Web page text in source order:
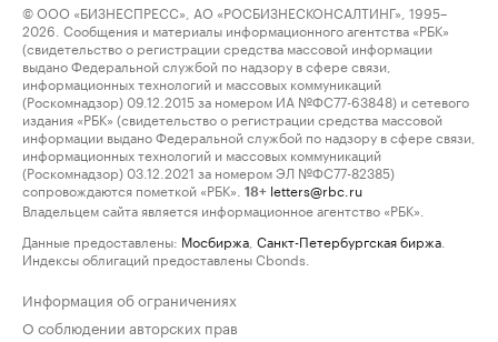
© ООО «БИЗНЕСПРЕСС», АО «РОСБИЗНЕСКОНСАЛТИНГ», 1995–
2026. Сообщения и материалы информационного агентства «РБК»
(свидетельство о регистрации средства массовой информации
выдано Федеральной службой по надзору в сфере связи,
информационных технологий и массовых коммуникаций
(Роскомнадзор) 09.12.2015 за номером ИА №ФС77-63848) и сетевого
издания «РБК» (свидетельство о регистрации средства массовой
информации выдано Федеральной службой по надзору в сфере связи,
информационных технологий и массовых коммуникаций
(Роскомнадзор) 03.12.2021 за номером ЭЛ №ФС77-82385)
сопровождаются пометкой «РБК».
18+ letters@rbc.ru
Владельцем сайта является информационное агентство «РБК».
Данные предоставлены: Мосбиржа Санкт-Петербургская биржа
Индексы облигаций предоставлены Cbonds.
Информация об ограничениях
О соблюдении авторских прав